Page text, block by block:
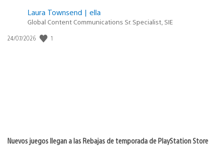
Laura Townsend | ella
Global Content Communications Sr. Specialist, SIE
Fecha
24/07/2026 1
Nuevos juegos llegan a las Rebajas de temporada de PlayStation Store